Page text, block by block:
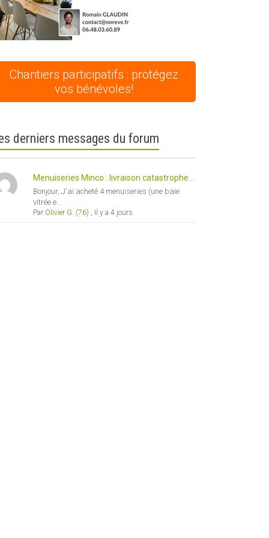
Chantiers participatifs : protégez
vos bénévoles!
derniers messages du forum
Menuiseries Minco : livraison catastrophe...
Bonjour, J'ai acheté 4 menuiseries (une baie
vitrée e...
Par Olivier G. (76) Il y a 4 jours